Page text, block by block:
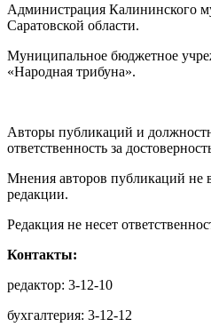
Администрация Калининского
Саратовской области.
Муниципальное бюджетное
«Народная трибуна».
Авторы публикаций и
ответственность за
Мнения авторов публикаций не
редакции.
Редакция не несет
Контакты:
редактор: 3-12-10
бухгалтерия: 3-12-12